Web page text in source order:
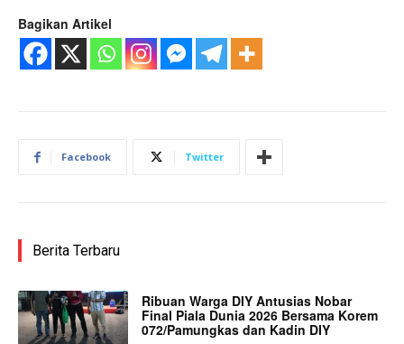
Bagikan Artikel
Facebook Twitter
Berita Terbaru
Ribuan Warga DIY Antusias Nobar
Final Piala Dunia 2026 Bersama Korem
072/Pamungkas dan Kadin DIY